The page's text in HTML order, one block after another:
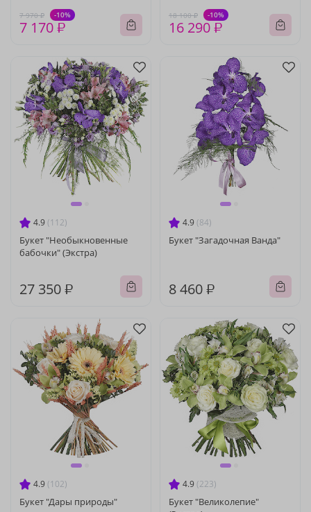
7 970 ₽ -10%
7 170 ₽
18 100 ₽ -10%
16 290 ₽
4.9 (112)
Букет "Необыкновенные
бабочки" (Экстра)
27 350 ₽
4.9 (84)
Букет "Загадочная Ванда"
8 460 ₽
4.9 (102)
Букет "Дары природы"
4.9 (223)
Букет "Великолепие"